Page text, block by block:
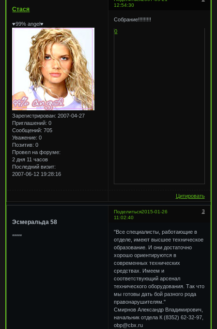
12:54:30
Стася
♥99% angel♥
Зарегистрирован: 2007-04-27
Приглашений: 0
Сообщений: 705
Уважение: 0
Позитив: 0
Провел на форуме:
2 дня 11 часов
Последний визит:
2007-06-12 19:28:16
Собрание!!!!!!!!!
0
Цитировать
Поделиться 3
2015-01-26
11:02:40
Эсмеральда 58
*****
"Все специалисты, работающие в
отделе, имеют высшее техническое
образование. И они достаточно
хорошо ориентируются в
современных технических
средствах. Имеем и
соответствующий арсенал
технического оборудования. Так что
мы готовы дать бой разного рода
правонарушителям."
Смирнов Александр Владимирович,
начальник отдела К (8352) 62-32-97,
obp@cbx.ru